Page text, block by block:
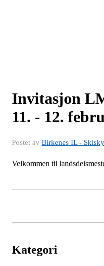
Invitasjon
11. - 12.
Postet av Birkenes IL -
Velkommen til
Kategori